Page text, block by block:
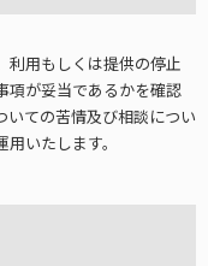
利用もしくは提供の停止
項が妥当であるかを確認
いての苦情及び相談につい
いたします。